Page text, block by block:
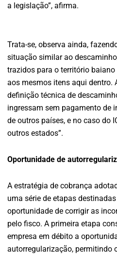
a legislação”, afirma.
Trata-se, observa ainda,
situação similar ao
trazidos para o território
aos mesmos itens aqui dentro.
definição técnica de
ingressam sem pagamento de
de outros países, e no caso do
outros estados”.
Oportunidade de
A estratégia de cobrança
uma série de etapas
oportunidade de corrigir as
pelo fisco. A primeira etapa
empresa em débito a
autorregularização, permitindo